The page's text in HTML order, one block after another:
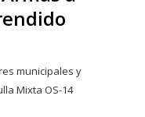
municipales y
Mixta OS-14